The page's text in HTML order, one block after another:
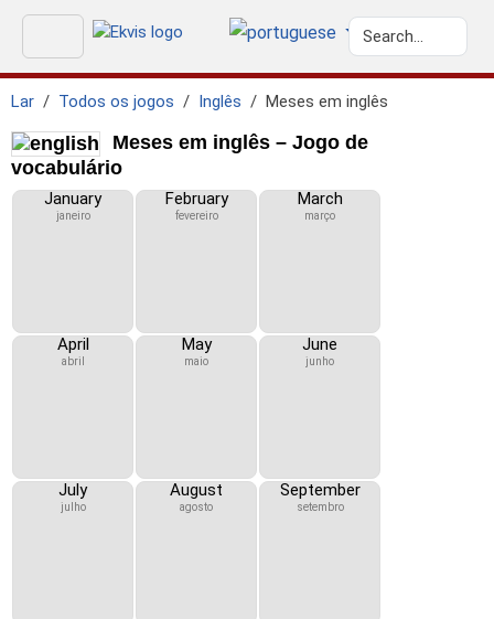
Lar Todos os jogos Inglês Meses em inglês
Meses em inglês – Jogo de
vocabulário
January
janeiro
February
fevereiro
March
março
April
abril
May
maio
June
junho
July
julho
August
agosto
September
setembro